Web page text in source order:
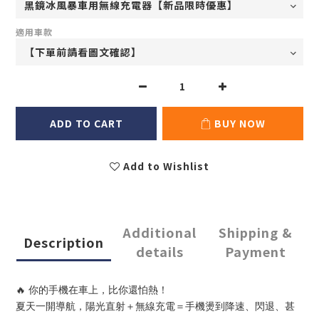
適用車款
ADD TO CART BUY NOW
Add to Wishlist
Description
Additional
details
Shipping &
Payment
🔥 你的手機在車上，比你還怕熱！
夏天一開導航，陽光直射＋無線充電＝手機燙到降速、閃退、甚